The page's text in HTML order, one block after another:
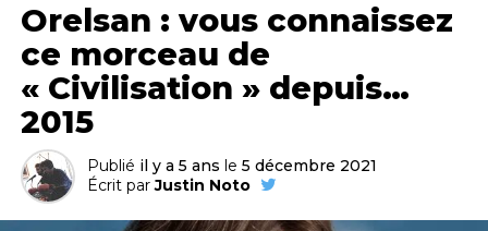
Orelsan : vous connaissez
ce morceau de
« Civilisation » depuis…
2015
Publié il y a 5 ans le 5 décembre 2021
Écrit par Justin Noto